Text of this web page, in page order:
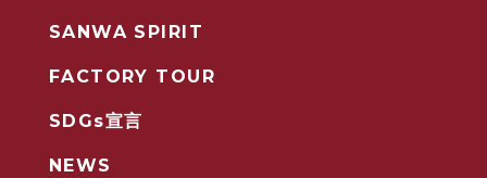
SANWA SPIRIT
FACTORY TOUR
SDGs宣言
NEWS